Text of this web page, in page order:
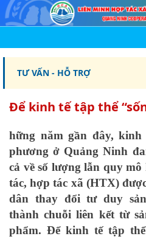
TƯ VẤN - HỖ TRỢ
Để kinh tế tập thể
hững năm gần đây,
phương ở Quảng Ninh
cả về số lượng lẫn quy
tác, hợp tác xã (HTX)
dân thay đổi tư duy
thành chuỗi liên kết từ
phẩm. Để kinh tế tập